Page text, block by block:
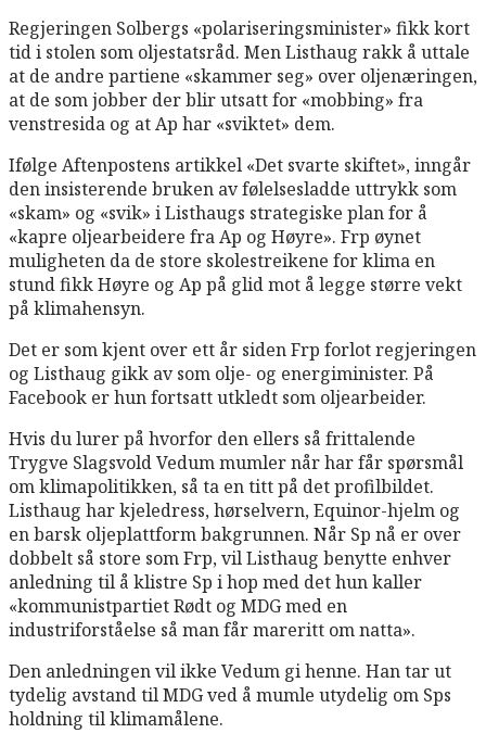
Regjeringen Solbergs «polariseringsminister» fikk kort
tid i stolen som oljestatsråd. Men Listhaug rakk å uttale
at de andre partiene «skammer seg» over oljenæringen,
at de som jobber der blir utsatt for «mobbing» fra
venstresida og at Ap har «sviktet» dem.
Ifølge Aftenpostens artikkel «Det svarte skiftet», inngår
den insisterende bruken av følelsesladde uttrykk som
«skam» og «svik» i Listhaugs strategiske plan for å
«kapre oljearbeidere fra Ap og Høyre». Frp øynet
muligheten da de store skolestreikene for klima en
stund fikk Høyre og Ap på glid mot å legge større vekt
på klimahensyn.
Det er som kjent over ett år siden Frp forlot regjeringen
og Listhaug gikk av som olje- og energiminister. På
Facebook er hun fortsatt utkledt som oljearbeider.
Hvis du lurer på hvorfor den ellers så frittalende
Trygve Slagsvold Vedum mumler når har får spørsmål
om klimapolitikken, så ta en titt på det profilbildet.
Listhaug har kjeledress, hørselvern, Equinor-hjelm og
en barsk oljeplattform bakgrunnen. Når Sp nå er over
dobbelt så store som Frp, vil Listhaug benytte enhver
anledning til å klistre Sp i hop med det hun kaller
«kommunistpartiet Rødt og MDG med en
industriforståelse så man får mareritt om natta».
Den anledningen vil ikke Vedum gi henne. Han tar ut
tydelig avstand til MDG ved å mumle utydelig om Sps
holdning til klimamålene.